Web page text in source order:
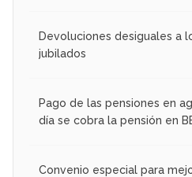
Devoluciones desiguales a
jubilados
Pago de las pensiones en
día se cobra la pensión en
Convenio especial para